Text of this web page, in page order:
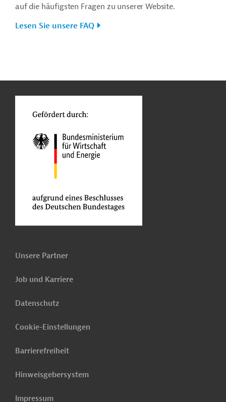
auf die häufigsten Fragen zu unserer Website.
Lesen Sie unsere FAQ
Unsere Partner
Job und Karriere
Datenschutz
Cookie-Einstellungen
Barrierefreiheit
Hinweisgebersystem
Impressum